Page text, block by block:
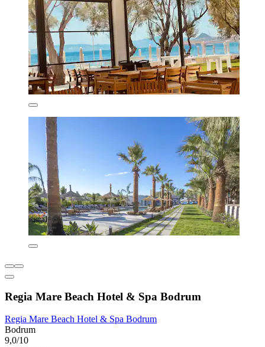
Regia Mare Beach Hotel & Spa Bodrum
Regia Mare Beach Hotel & Spa Bodrum
Bodrum
9,0/10